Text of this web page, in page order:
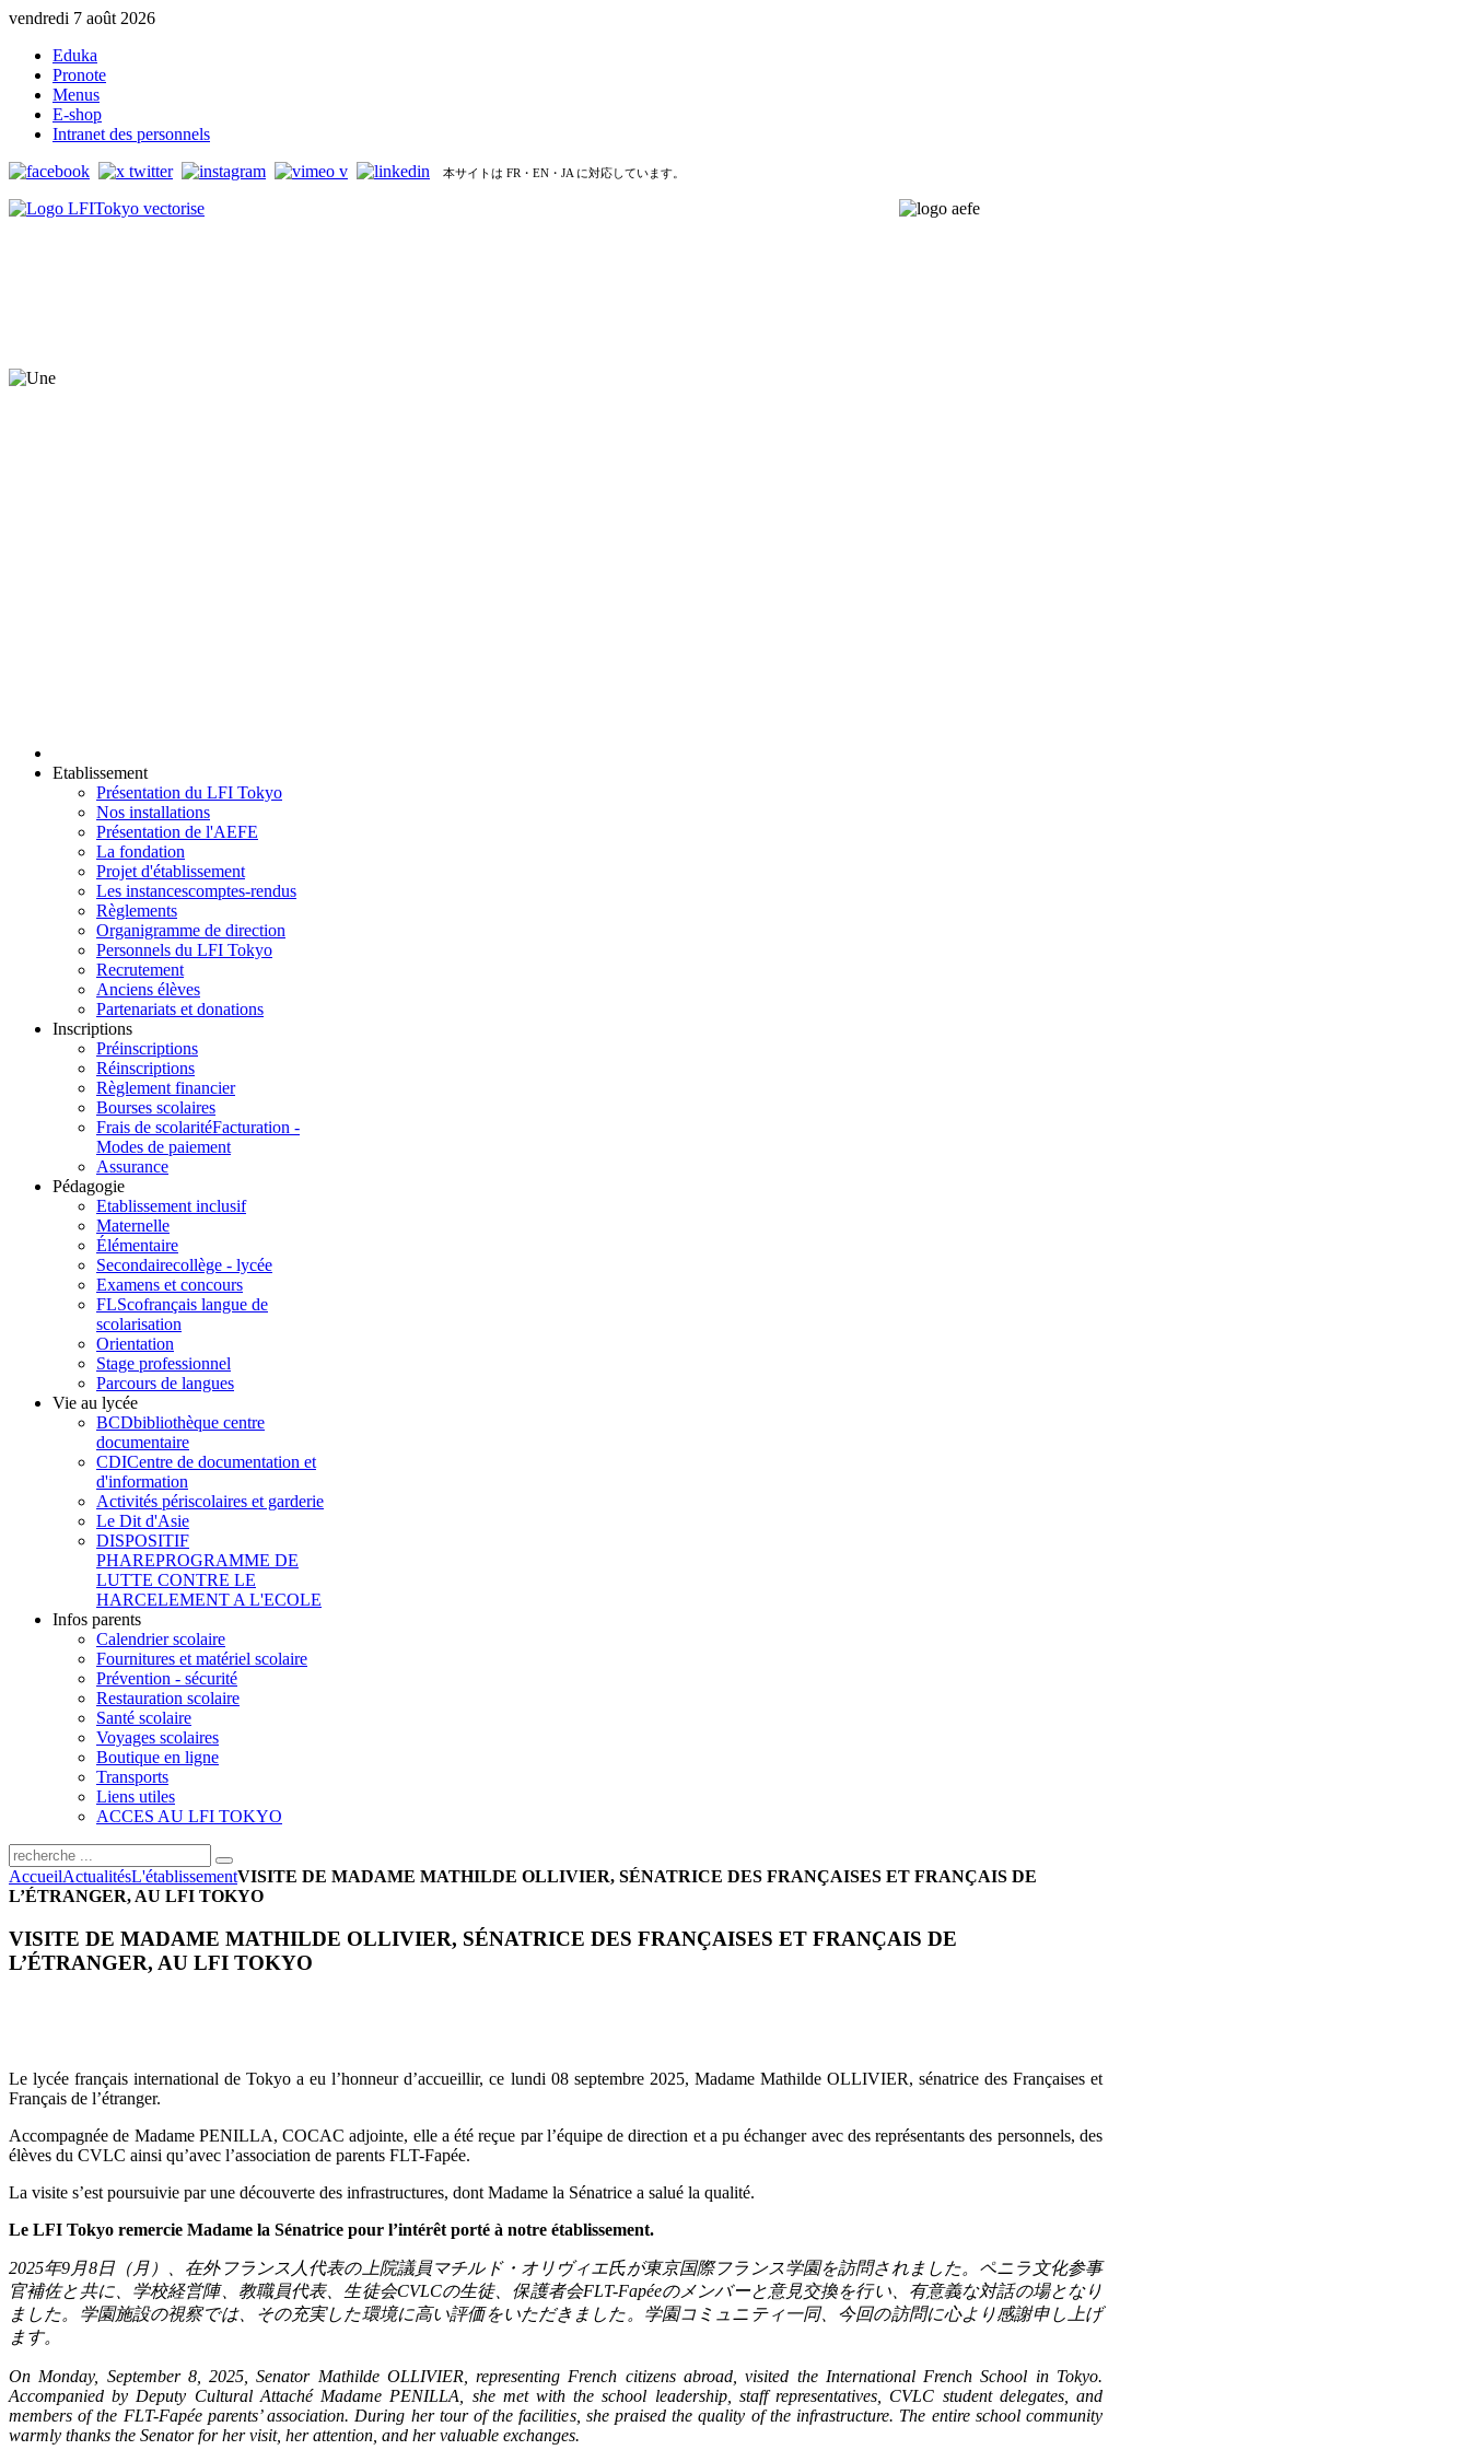
vendredi 7 août 2026
Eduka
Pronote
Menus
E-shop
Intranet des personnels
本サイトは FR・EN・JA に対応しています。
Etablissement
Présentation du LFI Tokyo
Nos installations
Présentation de l'AEFE
La fondation
Projet d'établissement
Les instancescomptes-rendus
Règlements
Organigramme de direction
Personnels du LFI Tokyo
Recrutement
Anciens élèves
Partenariats et donations
Inscriptions
Préinscriptions
Réinscriptions
Règlement financier
Bourses scolaires
Frais de scolaritéFacturation -
Modes de paiement
Assurance
Pédagogie
Etablissement inclusif
Maternelle
Élémentaire
Secondairecollège - lycée
Examens et concours
FLScofrançais langue de
scolarisation
Orientation
Stage professionnel
Parcours de langues
Vie au lycée
BCDbibliothèque centre
documentaire
CDICentre de documentation et
d'information
Activités périscolaires et garderie
Le Dit d'Asie
DISPOSITIF
PHAREPROGRAMME DE
LUTTE CONTRE LE
HARCELEMENT A L'ECOLE
Infos parents
Calendrier scolaire
Fournitures et matériel scolaire
Prévention - sécurité
Restauration scolaire
Santé scolaire
Voyages scolaires
Boutique en ligne
Transports
Liens utiles
ACCES AU LFI TOKYO
AccueilActualitésL'établissementVISITE DE MADAME MATHILDE OLLIVIER, SÉNATRICE DES FRANÇAISES ET FRANÇAIS DE
L’ÉTRANGER, AU LFI TOKYO
VISITE DE MADAME MATHILDE OLLIVIER, SÉNATRICE DES FRANÇAISES ET FRANÇAIS DE
L’ÉTRANGER, AU LFI TOKYO
Le lycée français international de Tokyo a eu l’honneur d’accueillir, ce lundi 08 septembre 2025, Madame Mathilde OLLIVIER, sénatrice des Françaises et
Français de l’étranger.
Accompagnée de Madame PENILLA, COCAC adjointe, elle a été reçue par l’équipe de direction et a pu échanger avec des représentants des personnels, des
élèves du CVLC ainsi qu’avec l’association de parents FLT-Fapée.
La visite s’est poursuivie par une découverte des infrastructures, dont Madame la Sénatrice a salué la qualité.
Le LFI Tokyo remercie Madame la Sénatrice pour l’intérêt porté à notre établissement.
2025年9月8日（月）、在外フランス人代表の上院議員マチルド・オリヴィエ氏が東京国際フランス学園を訪問されました。ペニラ文化参事
官補佐と共に、学校経営陣、教職員代表、生徒会CVLCの生徒、保護者会FLT-Fapéeのメンバーと意見交換を行い、有意義な対話の場となり
ました。学園施設の視察では、その充実した環境に高い評価をいただきました。学園コミュニティ一同、今回の訪問に心より感謝申し上げ
ます。
On Monday, September 8, 2025, Senator Mathilde OLLIVIER, representing French citizens abroad, visited the International French School in Tokyo.
Accompanied by Deputy Cultural Attaché Madame PENILLA, she met with the school leadership, staff representatives, CVLC student delegates, and
members of the FLT-Fapée parents’ association. During her tour of the facilities, she praised the quality of the infrastructure. The entire school community
warmly thanks the Senator for her visit, her attention, and her valuable exchanges.